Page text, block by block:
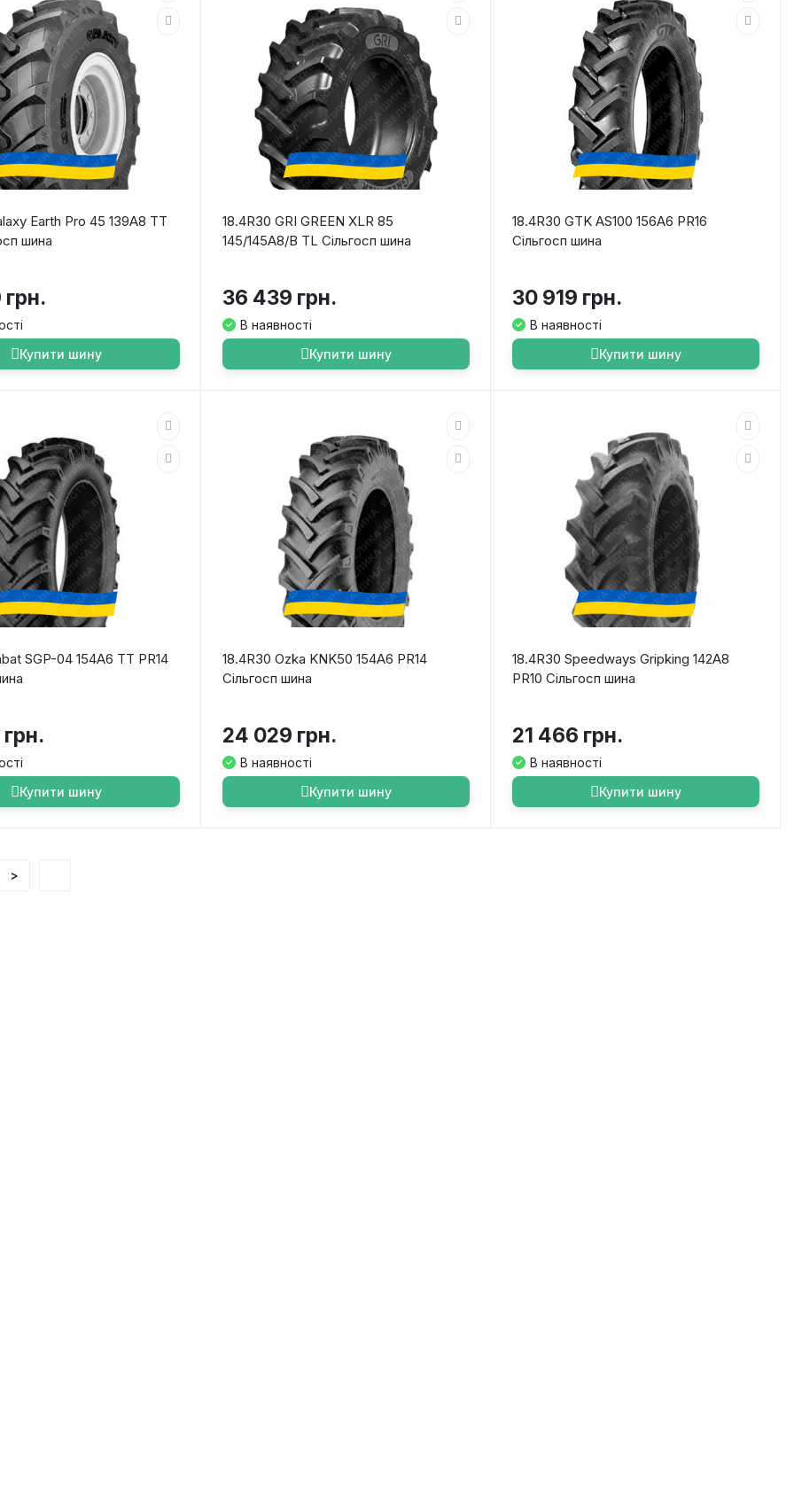
Earth Pro 45 139A8 TT
шина
Купити шину
18.4R30 GRI GREEN XLR 85
145/145A8/B TL Сільгосп шина
36 439 грн.
В наявності
Купити шину
18.4R30 GTK AS100 156A6 PR16
Сільгосп шина
30 919 грн.
В наявності
Купити шину
SGP-04 154A6 TT PR14
Купити шину
18.4R30 Ozka KNK50 154A6 PR14
Сільгосп шина
24 029 грн.
В наявності
Купити шину
18.4R30 Speedways Gripking 142A8
PR10 Сільгосп шина
21 466 грн.
В наявності
Купити шину
>